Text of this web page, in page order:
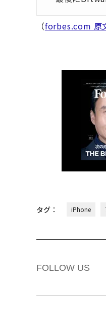
（forbes.com 原
タグ： iPhone
FOLLOW US